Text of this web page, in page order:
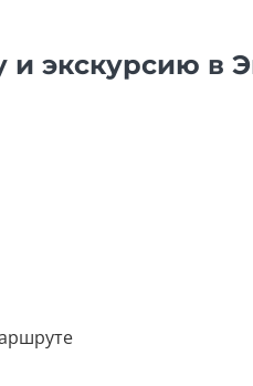
и экскурсию в